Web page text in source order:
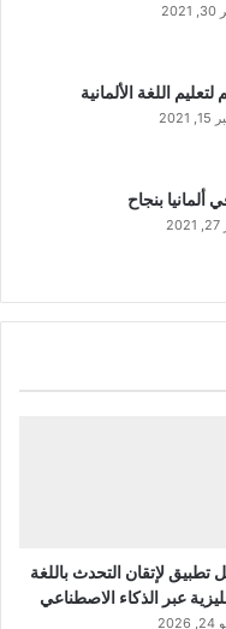
اللغة الألمانية
ألمانيا بنجاح
تطبيق لإتقان التحدث باللغة
عبر الذكاء الاصطناعي
2026